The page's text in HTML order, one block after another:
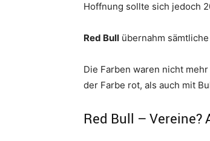
Hoffnung sollte sich jedoch
Red Bull übernahm
Die Farben waren nicht
der Farbe rot, als auch mit
Red Bull – Vereine?